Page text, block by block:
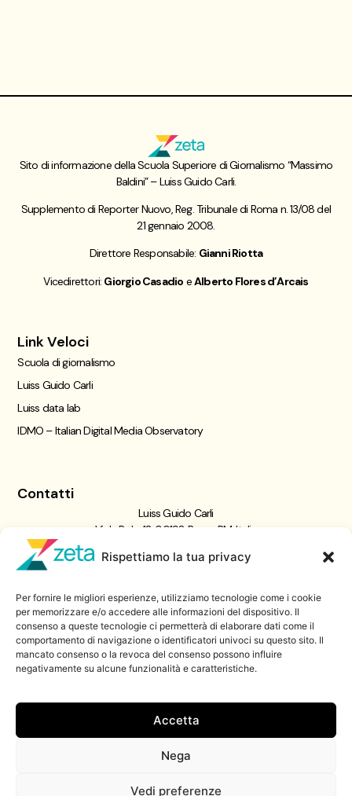
Rispettiamo la tua privacy
Per fornire le migliori esperienze, utilizziamo tecnologie come i cookie
per memorizzare e/o accedere alle informazioni del dispositivo. Il
consenso a queste tecnologie ci permetterà di elaborare dati come il
comportamento di navigazione o identificatori univoci su questo sito. Il
mancato consenso o la revoca del consenso possono influire
negativamente su alcune funzionalità e caratteristiche.
Accetta
Nega
Vedi preferenze
Sito di informazione della Scuola Superiore di Giornalismo “Massimo
Baldini” – Luiss Guido Carli.
Supplemento di Reporter Nuovo, Reg. Tribunale di Roma n. 13/08 del
21 gennaio 2008.
Direttore Responsabile: Gianni Riotta
Vicedirettori: Giorgio Casadio eAlberto Flores d’Arcais
Link Veloci
Scuola di giornalismo
Luiss Guido Carli
Luiss data lab
IDMO – Italian Digital Media Observatory
Contatti
Luiss Guido Carli
Viale Pola, 12, 00198 Roma RM, Italia
06 8522 5358
Iscriviti a
Zeta Data Lab
Iscriviti alla nostra newsletter
© 2026 ZetaLuiss, tutti i diritti riservati